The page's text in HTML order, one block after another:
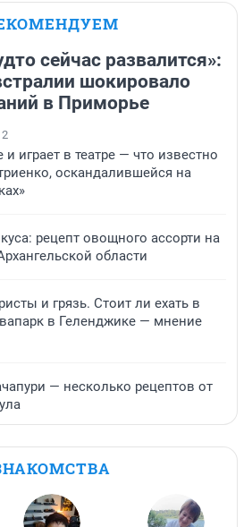
сейчас развалится»:
шокировало
в Приморье
2
и играет в театре — что известно
оскандалившейся на
рецепт овощного ассорти на
области
и грязь. Стоит ли ехать в
в Геленджике — мнение
— несколько рецептов от